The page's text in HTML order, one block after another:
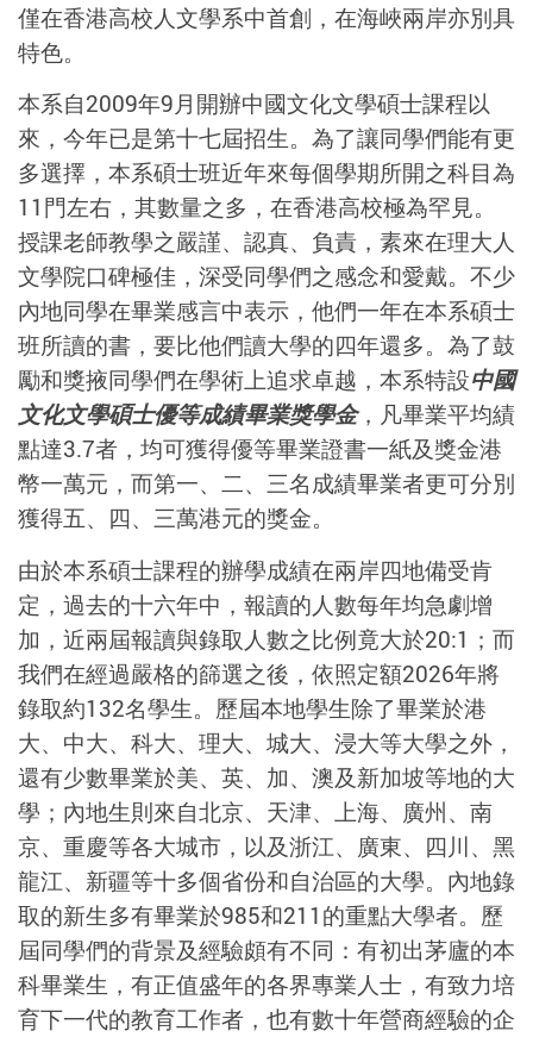
僅在香港高校人文學系中首創，在海峽兩岸亦別具
特色。
本系自2009年9月開辦中國文化文學碩士課程以
來，今年已是第十七屆招生。為了讓同學們能有更
多選擇，本系碩士班近年來每個學期所開之科目為
11門左右，其數量之多，在香港高校極為罕見。
授課老師教學之嚴謹、認真、負責，素來在理大人
文學院口碑極佳，深受同學們之感念和愛戴。不少
內地同學在畢業感言中表示，他們一年在本系碩士
班所讀的書，要比他們讀大學的四年還多。為了鼓
勵和獎掖同學們在學術上追求卓越，本系特設中國
文化文學碩士優等成績畢業獎學金，凡畢業平均績
點達3.7者，均可獲得優等畢業證書一紙及獎金港
幣一萬元，而第一、二、三名成績畢業者更可分別
獲得五、四、三萬港元的獎金。
由於本系碩士課程的辦學成績在兩岸四地備受肯
定，過去的十六年中，報讀的人數每年均急劇增
加，近兩屆報讀與錄取人數之比例竟大於20:1；而
我們在經過嚴格的篩選之後，依照定額2026年將
錄取約132名學生。歷屆本地學生除了畢業於港
大、中大、科大、理大、城大、浸大等大學之外，
還有少數畢業於美、英、加、澳及新加坡等地的大
學；內地生則來自北京、天津、上海、廣州、南
京、重慶等各大城市，以及浙江、廣東、四川、黑
龍江、新疆等十多個省份和自治區的大學。內地錄
取的新生多有畢業於985和211的重點大學者。歷
屆同學們的背景及經驗頗有不同：有初出茅廬的本
科畢業生，有正值盛年的各界專業人士，有致力培
育下一代的教育工作者，也有數十年營商經驗的企